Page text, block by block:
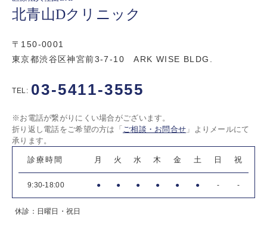
北青山Dクリニック
〒150-0001
東京都渋谷区神宮前3-7-10 ARK WISE BLDG.
TEL: 03-5411-3555
※お電話が繋がりにくい場合がございます。
折り返し電話をご希望の方は「 ご相談・お問合せ 」よりメールにて
承ります。
診療時間 月 火 水 木 金 土 日 祝
9:30-18:00 ● ● ● ● ● ● - -
休診：日曜日・祝日